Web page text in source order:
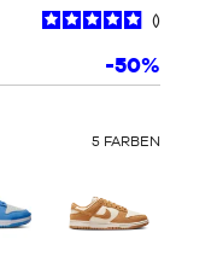
-50%
OTHER
5 FARBEN